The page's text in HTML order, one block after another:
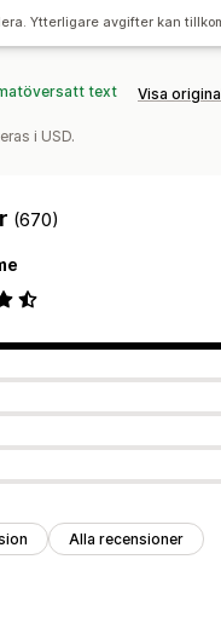
Ytterligare avgifter kan
text Visa
i USD.
(670)
Alla recensioner